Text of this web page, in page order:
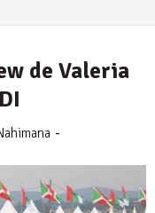
de Valeria
-